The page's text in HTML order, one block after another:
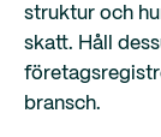
struktur och
skatt. Håll
bransch.